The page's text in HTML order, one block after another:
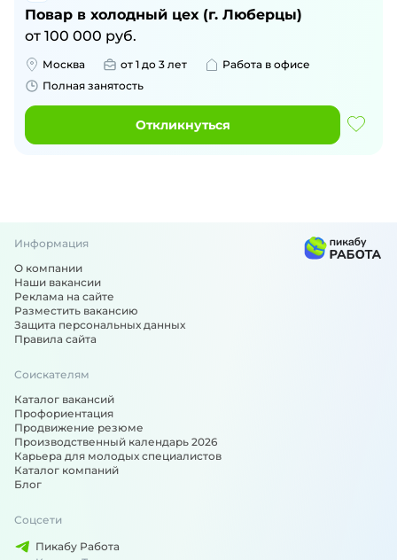
Повар в холодный цех (г. Люберцы)
от 100 000 руб.
Москва от 1 до 3 лет
Работа в офисе
Полная занятость
Откликнуться
Информация
О компании
Наши вакансии
Реклама на сайте
Разместить вакансию
Защита персональных данных
Правила сайта
Соискателям
Каталог вакансий
Профориентация
Продвижение резюме
Производственный календарь 2026
Карьера для молодых специалистов
Каталог компаний
Блог
Соцсети
Пикабу Работа